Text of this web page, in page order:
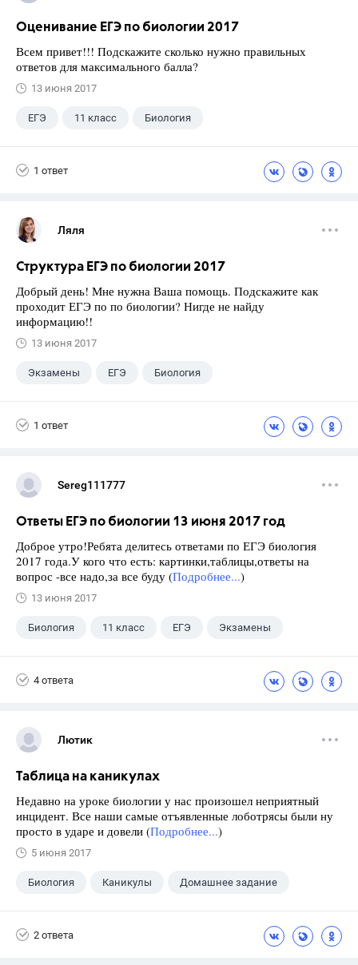
Оценивание ЕГЭ по биологии 2017
Всем привет!!! Подскажите сколько нужно правильных
ответов для максимального балла?
13 июня 2017
ЕГЭ 11 класс Биология
1 ответ
Ляля
Структура ЕГЭ по биологии 2017
Добрый день! Мне нужна Ваша помощь. Подскажите как
проходит ЕГЭ по по биологии? Нигде не найду
информацию!!
13 июня 2017
Экзамены ЕГЭ Биология
1 ответ
Sereg111777
Ответы ЕГЭ по биологии 13 июня 2017 год
Доброе утро!Ребята делитесь ответами по ЕГЭ биология
2017 года.У кого что есть: картинки,таблицы,ответы на
вопрос -все надо,за все буду (Подробнее...)
13 июня 2017
Биология 11 класс ЕГЭ Экзамены
4 ответа
Лютик
Таблица на каникулах
Недавно на уроке биологии у нас произошел неприятный
инцидент. Все наши самые отъявленные лоботрясы были ну
просто в ударе и довели (Подробнее...)
5 июня 2017
Биология Каникулы Домашнее задание
2 ответа